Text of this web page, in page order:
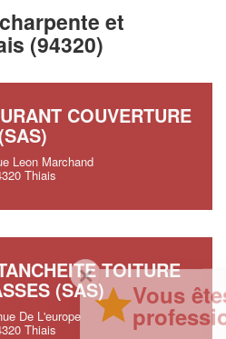
et
(94320)
COUVERTURE
Leon Marchand
Thiais
TOITURE
(SAS)
De L'europe
Thiais
êtes un
?